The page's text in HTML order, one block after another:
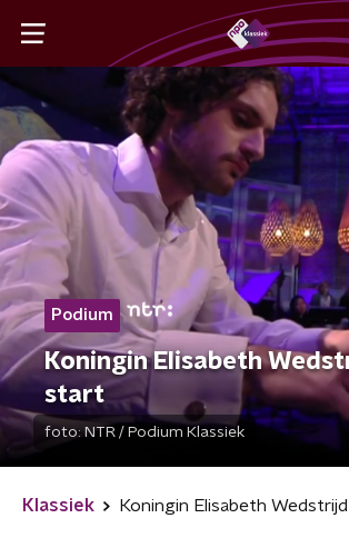
Podium
Koningin Elisabeth
start
foto:NTR / Podium Klassiek
Klassiek Koningin Elisabeth